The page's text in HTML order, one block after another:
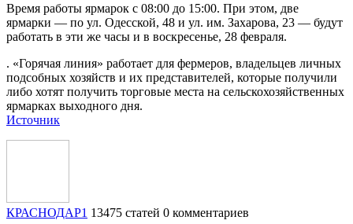
Время работы ярмарок с 08:00 до 15:00. При этом, две
ярмарки — по ул. Одесской, 48 и ул. им. Захарова, 23 — будут
работать в эти же часы и в воскресенье, 28 февраля.
. «Горячая линия» работает для фермеров, владельцев личных
подсобных хозяйств и их представителей, которые получили
либо хотят получить торговые места на сельскохозяйственных
ярмарках выходного дня.
Источник
КРАСНОДАР1 13475 статей 0 комментариев